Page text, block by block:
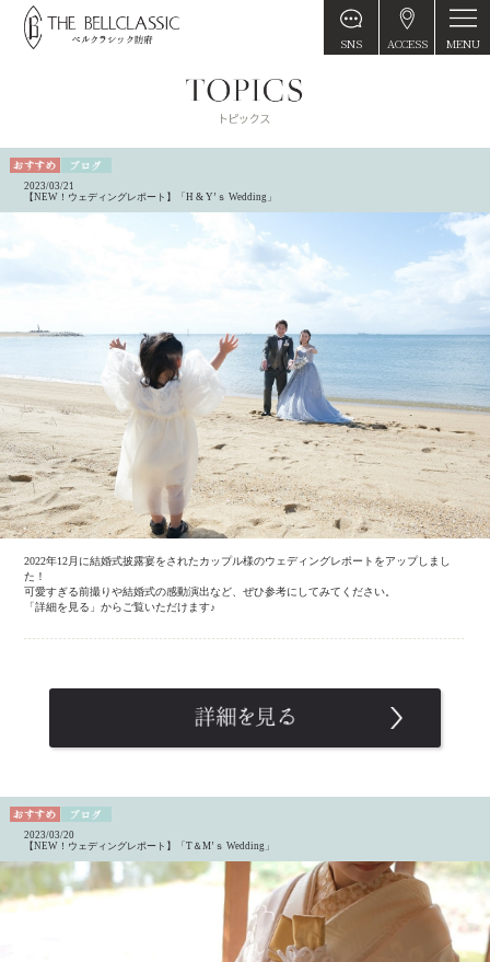
SNS ACCESS MENU
2023/03/21
【NEW！ウェディングレポート】「H & Y’ｓ Wedding」
2022年12月に結婚式披露宴をされたカップル様のウェディングレポートをアップしまし
た！
可愛すぎる前撮りや結婚式の感動演出など、ぜひ参考にしてみてください。
「詳細を見る」からご覧いただけます♪
2023/03/20
【NEW！ウェディングレポート】「T＆M’ｓ Wedding」